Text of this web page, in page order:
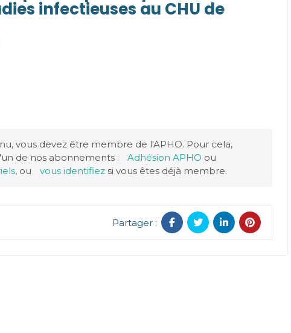
infectieuses au CHU de
vous devez être membre de l'APHO. Pour cela,
de nos abonnements :
Adhésion APHO ou
, ou vous identifiezsi vous êtes déjà membre.
Partager :